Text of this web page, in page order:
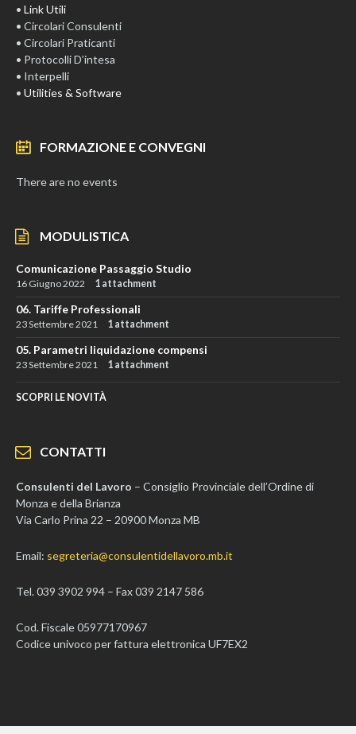
• Link Utili
• Circolari Consulenti
• Circolari Praticanti
• Protocolli D’intesa
• Interpelli
• Utilities & Software
FORMAZIONE E CONVEGNI
There are no events
MODULISTICA
Comunicazione Passaggio Studio
16 Giugno 2022 1 attachment
06. Tariffe Professionali
23 Settembre 2021 1 attachment
05. Parametri liquidazione compensi
23 Settembre 2021 1 attachment
SCOPRI LE NOVITÀ
CONTATTI
Consulenti del Lavoro – Consiglio Provinciale dell’Ordine di
Monza e della Brianza
Via Carlo Prina 22 – 20900 Monza MB
Email: segreteria@consulentidellavoro.mb.it
Tel. 039 3902 994 – Fax 039 2147 586
Cod. Fiscale 05977170967
Codice univoco per fattura elettronica UF7EX2